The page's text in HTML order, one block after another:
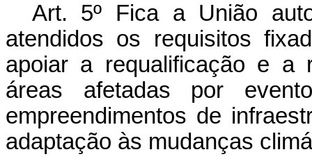
Art. 5º Fica a União
atendidos os requisitos
apoiar a requalificação e a
áreas afetadas por
empreendimentos de
adaptação às mudanças